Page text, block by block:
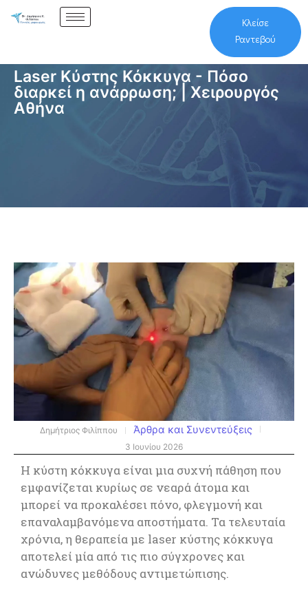
Κλείσε
Ραντεβού
Laser Κύστης Κόκκυγα - Πόσο
διαρκεί η ανάρρωση; | Χειρουργός
Αθήνα
Δημήτριος Φιλίππου Άρθρα και Συνεντεύξεις
3 Ιουνίου 2026
Η κύστη κόκκυγα είναι μια συχνή πάθηση που
εμφανίζεται κυρίως σε νεαρά άτομα και
μπορεί να προκαλέσει πόνο, φλεγμονή και
επαναλαμβανόμενα αποστήματα. Τα τελευταία
χρόνια, η θεραπεία με laser κύστης κόκκυγα
αποτελεί μία από τις πιο σύγχρονες και
ανώδυνες μεθόδους αντιμετώπισης.